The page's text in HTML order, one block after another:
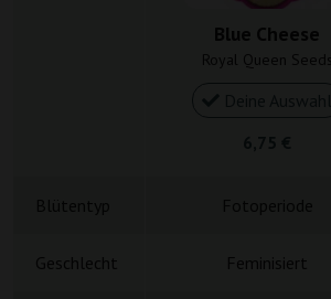
Blue Cheese
Royal Queen Seeds
Geschlecht Feminisiert